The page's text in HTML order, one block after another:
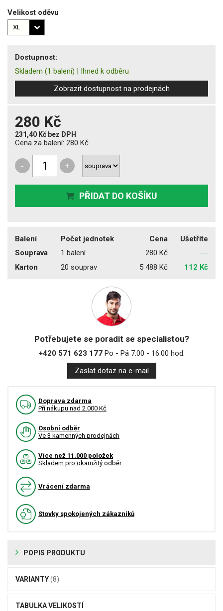
Velikost oděvu
Dostupnost:
Skladem (1 balení) | Ihned k odběru
Zobrazit dostupnost na prodejnách
280 Kč
231,40 Kč bez DPH
Cena za balení: 280 Kč
- +
PŘIDAT DO KOŠÍKU
Balení Počet jednotek Cena
Ušetříte
Souprava
1 balení 280 Kč
---
Karton
20 souprav 5 488 Kč 112 Kč
Potřebujete se poradit se specialistou?
+420 571 623 177Po - Pá 7:00 - 16:00 hod.
Zaslat dotaz na e-mail
Doprava zdarma
Pří nákupu nad 2.000 Kč
Osobní odběr
Ve 3 kamenných prodejnách
Více než 11.000 položek
Skladem pro okamžitý odběr
Vrácení zdarma
Stovky spokojených zákazníků
POPIS PRODUKTU
VARIANTY(8)
TABULKA VELIKOSTÍ